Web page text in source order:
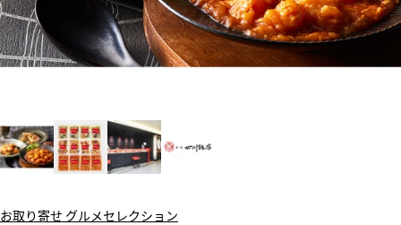
お取り寄せ グルメセレクション